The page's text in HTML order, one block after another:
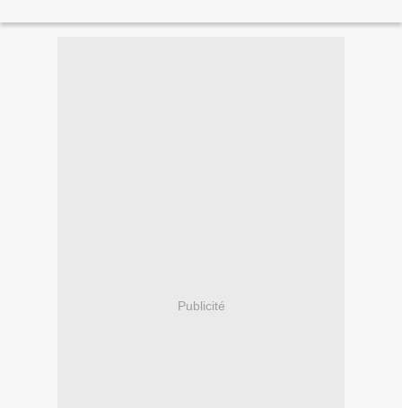
Publicité